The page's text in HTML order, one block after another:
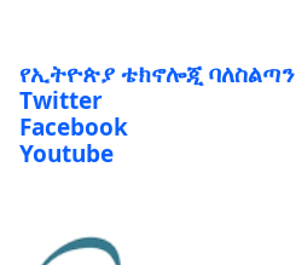
የኢትዮጵያ ቴክኖሎጂ ባለስልጣን
Twitter
Facebook
Youtube